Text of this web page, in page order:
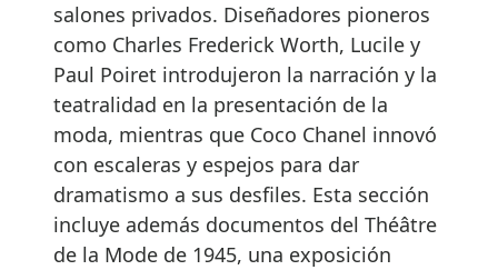
salones privados. Diseñadores pioneros
como Charles Frederick Worth, Lucile y
Paul Poiret introdujeron la narración y la
teatralidad en la presentación de la
moda, mientras que Coco Chanel innovó
con escaleras y espejos para dar
dramatismo a sus desfiles. Esta sección
incluye además documentos del Théâtre
de la Mode de 1945, una exposición